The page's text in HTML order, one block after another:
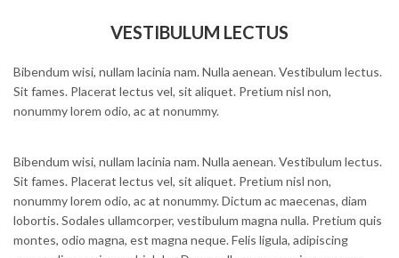
VESTIBULUM LECTUS
Bibendum wisi, nullam lacinia nam. Nulla aenean. Vestibulum lectus.
Sit fames. Placerat lectus vel, sit aliquet. Pretium nisl non,
nonummy lorem odio, ac at nonummy.
Bibendum wisi, nullam lacinia nam. Nulla aenean. Vestibulum lectus.
Sit fames. Placerat lectus vel, sit aliquet. Pretium nisl non,
nonummy lorem odio, ac at nonummy. Dictum ac maecenas, diam
lobortis. Sodales ullamcorper, vestibulum magna nulla. Pretium quis
montes, odio magna, est magna neque. Felis ligula, adipiscing